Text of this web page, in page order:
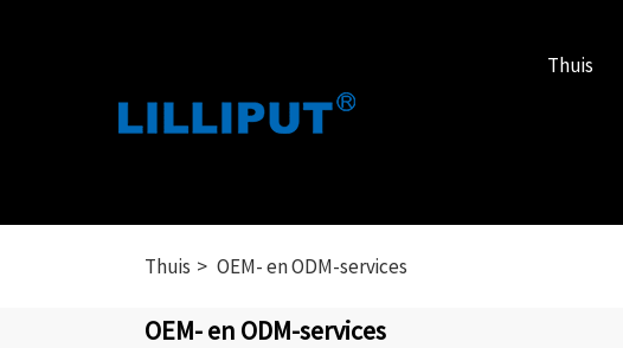
Thuis
Thuis OEM- en ODM-services
OEM- en ODM-services